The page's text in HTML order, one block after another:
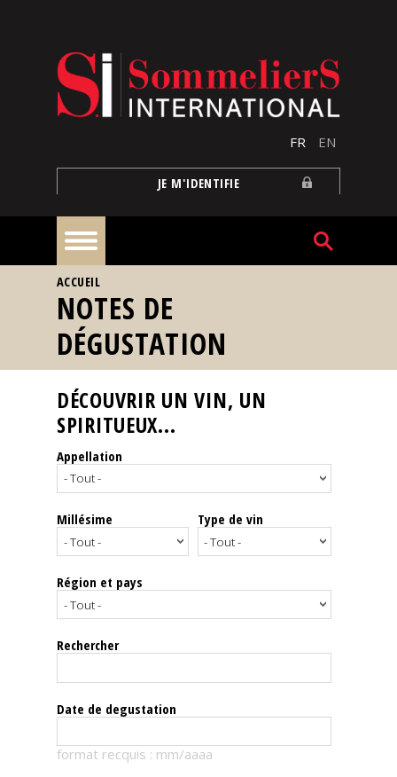
FR EN
JE M'IDENTIFIE
À
la
une
Reportages
Nos
Spiritueux
Notes
dégustation
Le
magazine
Télécharger
VOUS ÊTES ICI
ACCUEIL
NOTES DE
DÉGUSTATION
DÉCOUVRIR UN VIN, UN
SPIRITUEUX...
Appellation
Millésime Type de vin
Région et pays
Rechercher
Date de degustation
format recquis : mm/aaaa